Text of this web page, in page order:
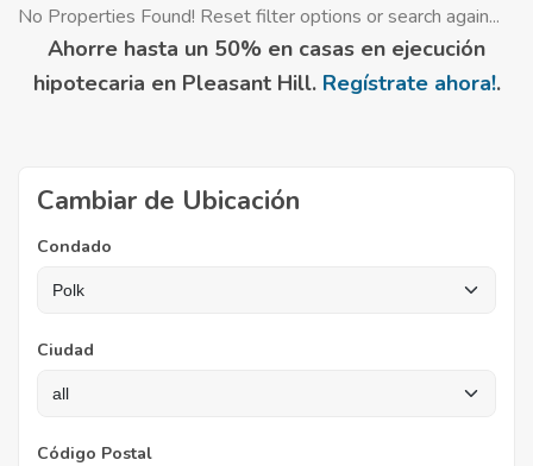
No Properties Found! Reset filter options or search again...
Ahorre hasta un 50% en casas en ejecución
hipotecaria en Pleasant Hill. Regístrate ahora!.
Cambiar de Ubicación
Condado
Ciudad
Código Postal